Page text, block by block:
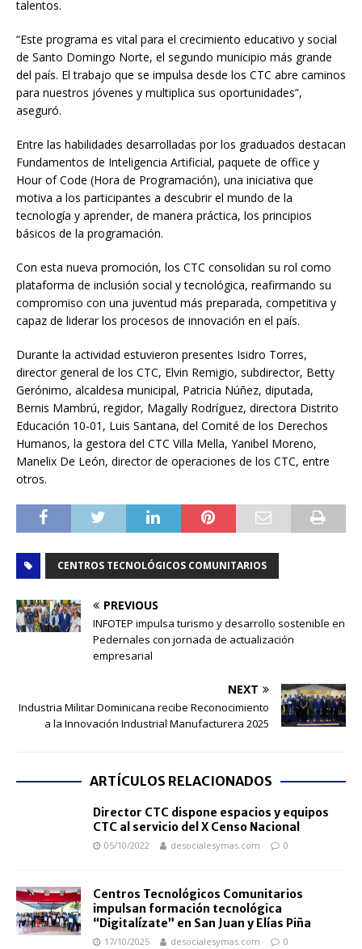
talentos.
“Este programa es vital para el crecimiento educativo y social
de Santo Domingo Norte, el segundo municipio más grande
del país. El trabajo que se impulsa desde los CTC abre caminos
para nuestros jóvenes y multiplica sus oportunidades”,
aseguró.
Entre las habilidades desarrolladas por los graduados destacan
Fundamentos de Inteligencia Artificial, paquete de office y
Hour of Code (Hora de Programación), una iniciativa que
motiva a los participantes a descubrir el mundo de la
tecnología y aprender, de manera práctica, los principios
básicos de la programación.
Con esta nueva promoción, los CTC consolidan su rol como
plataforma de inclusión social y tecnológica, reafirmando su
compromiso con una juventud más preparada, competitiva y
capaz de liderar los procesos de innovación en el país.
Durante la actividad estuvieron presentes Isidro Torres,
director general de los CTC, Elvin Remigio, subdirector, Betty
Gerónimo, alcaldesa municipal, Patricia Núñez, diputada,
Bernis Mambrú, regidor, Magally Rodríguez, directora Distrito
Educación 10-01, Luis Santana, del Comité de los Derechos
Humanos, la gestora del CTC Villa Mella, Yanibel Moreno,
Manelix De León, director de operaciones de los CTC, entre
otros.
CENTROS TECNOLÓGICOS COMUNITARIOS
PREVIOUS
INFOTEP impulsa turismo y desarrollo sostenible en
Pedernales con jornada de actualización
empresarial
NEXT
Industria Militar Dominicana recibe Reconocimiento
a la Innovación Industrial Manufacturera 2025
ARTÍCULOS RELACIONADOS
Director CTC dispone espacios y equipos
CTC al servicio del X Censo Nacional
05/10/2022 desocialesymas.com 0
Centros Tecnológicos Comunitarios
impulsan formación tecnológica
“Digitalízate” en San Juan y Elías Piña
17/10/2025 desocialesymas.com 0